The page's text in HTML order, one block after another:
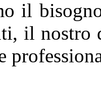
il
il nostro